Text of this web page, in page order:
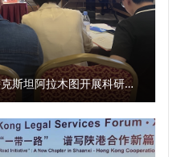
陕西师范大学学科优势，汇
组织的哲学社会科学研究。
彻落实《条例》，按照上级
社会发展，在课题发布、学
神、西迁精神开展工作；聚
科大军，不断扩大陕西省哲
，建设服务地方经济社会发
国际法学院张光耀博士在哈萨克斯坦阿拉木图开展科研与社会服务活动